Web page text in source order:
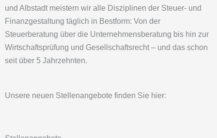
und Albstadt meistern wir alle Disziplinen der Steuer- und
Finanzgestaltung täglich in Bestform: Von der
Steuerberatung über die Unternehmensberatung bis hin zur
Wirtschaftsprüfung und Gesellschaftsrecht – und das schon
seit über 5 Jahrzehnten.
Unsere neuen Stellenangebote finden Sie hier: